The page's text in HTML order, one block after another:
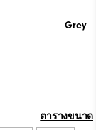
Grey
ตารางขนาด